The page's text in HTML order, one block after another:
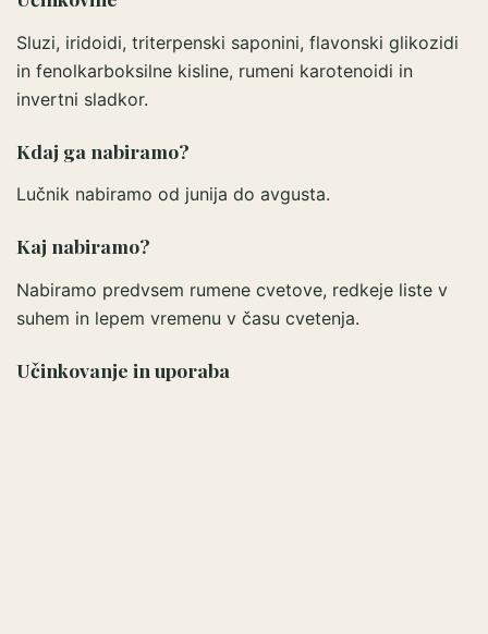
Sluzi, iridoidi, triterpenski saponini, flavonski glikozidi
in fenolkarboksilne kisline, rumeni karotenoidi in
invertni sladkor.
Kdaj ga nabiramo?
Lučnik nabiramo od junija do avgusta.
Kaj nabiramo?
Nabiramo predvsem rumene cvetove, redkeje liste v
suhem in lepem vremenu v času cvetenja.
Učinkovanje in uporaba